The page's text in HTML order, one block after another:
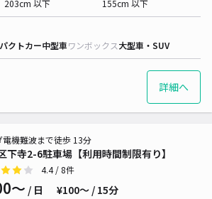
203cm 以下 155cm 以下
クトカー中型車ワンボックス大型車・SUV
詳細へ
下寺2-6駐車場【利用時間制限有り】
電機難波まで徒歩 13分
4.4/ 8件
〜 / 日 ¥100〜 / 15分